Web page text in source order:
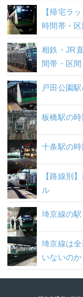
【帰宅ラ
時間帯・
相鉄・JR
間帯・区間
戸田公園
板橋駅の
十条駅の
【路線別
ル
埼京線の
埼京線は
いないのか